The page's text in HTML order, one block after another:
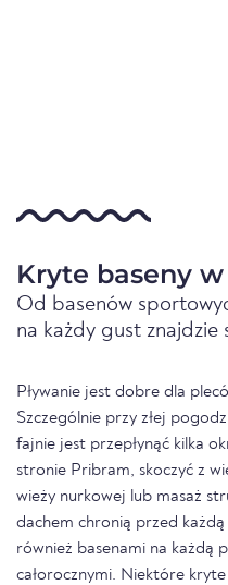
Kryte baseny
Od basenów
na każdy gust znajdzie
Pływanie jest dobre dla
Szczególnie przy złej
fajnie jest przepłynąć kilka
stronie Pribram, skoczyć z
wieży nurkowej lub masaż
dachem chronią przed
również basenami na każdą
całorocznymi. Niektóre kryte